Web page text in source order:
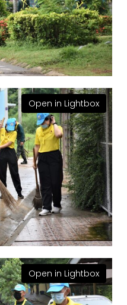
Open in Lightbox
Open in Lightbox